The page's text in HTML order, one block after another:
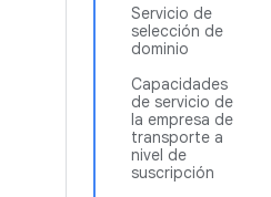
Servicio de
selección de
dominio
Capacidades
de servicio de
la empresa de
transporte a
nivel de
suscripción